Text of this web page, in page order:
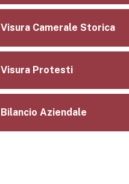
Visura Camerale Storica
Visura Protesti
Bilancio Aziendale